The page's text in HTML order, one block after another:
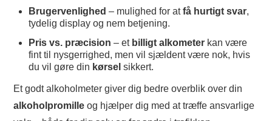
Brugervenlighed – mulighed for atfå hurtigt svar,
tydelig display og nem betjening.
Pris vs. præcision – et billigt alkometer kan være
fint til nysgerrighed, men vil sjældent være nok, hvis
du vil gøre din kørsel sikkert.
Et godt alkoholmeter giver dig bedre overblik over din
alkoholpromille og hjælper dig med at træffe ansvarlige